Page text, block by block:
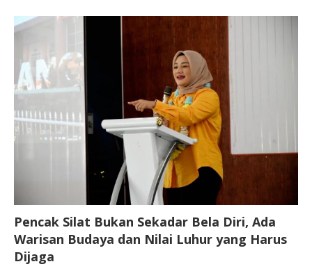
Pencak Silat Bukan Sekadar Bela Diri, Ada
Warisan Budaya dan Nilai Luhur yang Harus
Dijaga